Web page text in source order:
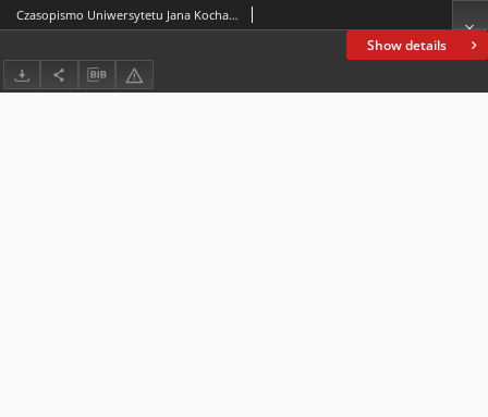
Show details
Czasopismo Uniwersytetu Jana Kochanowskiego w Kielcach. 2021, nr 1